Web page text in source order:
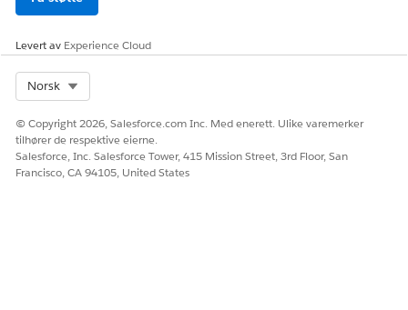
Levert av Experience Cloud
Norsk
© Copyright 2026, Salesforce.com Inc. Med enerett. Ulike varemerker
tilhører de respektive eierne.
Salesforce, Inc. Salesforce Tower, 415 Mission Street, 3rd Floor, San
Francisco, CA 94105, United States